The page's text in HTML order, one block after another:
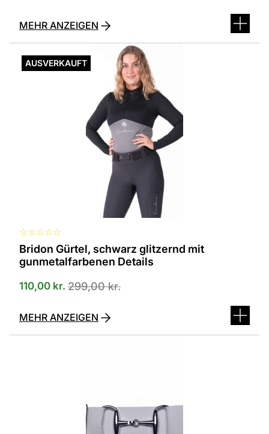
MEHR ANZEIGEN
AUSVERKAUFT
☆☆☆☆☆
Bridon Gürtel, schwarz glitzernd mit
gunmetalfarbenen Details
299,00kr.
110,00 kr.
MEHR ANZEIGEN